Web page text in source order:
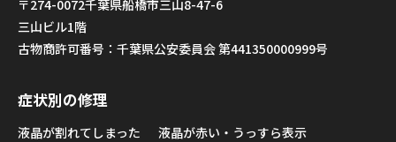
〒274-0072千葉県船橋市三山8-47-6
三山ビル1階
古物商許可番号：千葉県公安委員会 第441350000999号
症状別の修理
液晶が割れてしまった
液晶が赤い・うっすら表示